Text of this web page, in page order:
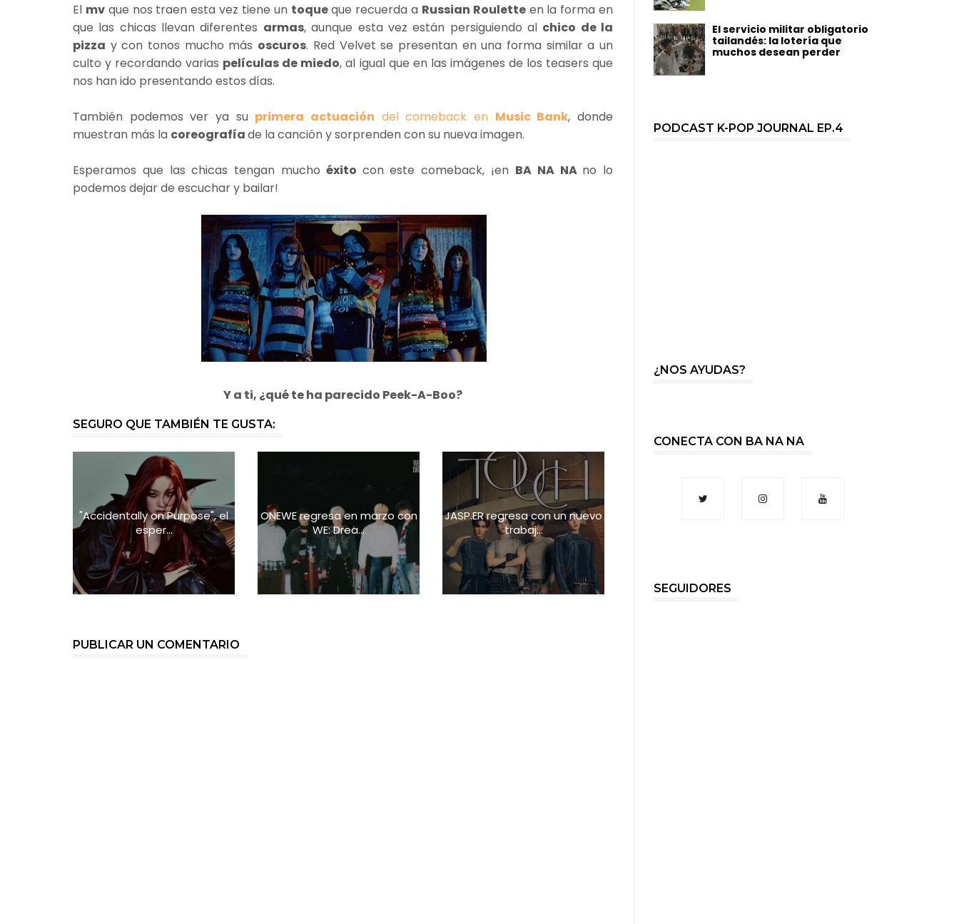
El mvque nos traen esta vez tiene un toqueque recuerda a Russian Rouletteen la forma en
que las chicas llevan diferentes armas, aunque esta vez están persiguiendo al chico de la
pizza y con tonos mucho más oscuros. Red Velvet se presentan en una forma similar a un
culto y recordando varias películas de miedo, al igual que en las imágenes de los teasers que
nos han ido presentando estos días.
También podemos ver ya su primera actuación del comeback en Music Bank, donde
muestran más la coreografíade la canción y sorprenden con su nueva imagen.
Esperamos que las chicas tengan mucho éxito con este comeback, ¡en BA NA NA no lo
podemos dejar de escuchar y bailar!
Y a ti, ¿qué te ha parecido Peek-A-Boo?
SEGURO QUE TAMBIÉN TE GUSTA:
"Accidentally on Purpose", el
esper...
ONEWE regresa en marzo con
WE: Drea...
JASP.ER regresa con un nuevo
trabaj...
PUBLICAR UN COMENTARIO
El servicio militar obligatorio
tailandés: la lotería que
muchos desean perder
PODCAST K-POP JOURNAL EP.4
¿NOS AYUDAS?
CONECTA CON BA NA NA
SEGUIDORES